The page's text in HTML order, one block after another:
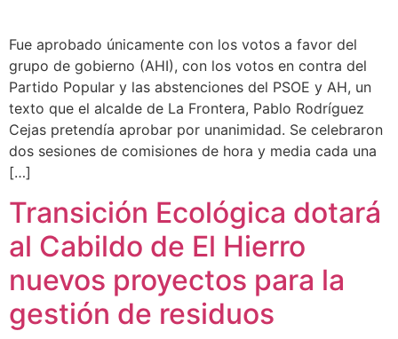
Fue aprobado únicamente con los votos a favor del
grupo de gobierno (AHI), con los votos en contra del
Partido Popular y las abstenciones del PSOE y AH, un
texto que el alcalde de La Frontera, Pablo Rodríguez
Cejas pretendía aprobar por unanimidad. Se celebraron
dos sesiones de comisiones de hora y media cada una
[…]
Transición Ecológica dotará
al Cabildo de El Hierro
nuevos proyectos para la
gestión de residuos